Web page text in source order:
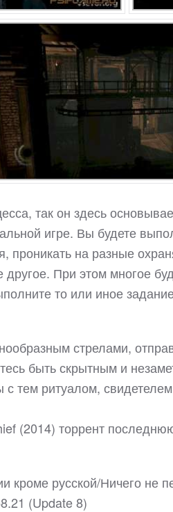
так он здесь
игре. Вы будете
проникать на разные
При этом многое
то или иное
стрелами,
быть скрытным и
с тем ритуалом,
(2014) торрент
кроме русской/Ничего не
(Update 8)